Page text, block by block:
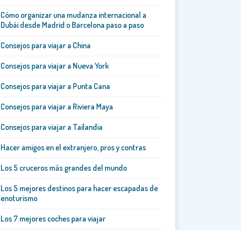
Cómo organizar una mudanza internacional a
Dubái desde Madrid o Barcelona paso a paso
Consejos para viajar a China
Consejos para viajar a Nueva York
Consejos para viajar a Punta Cana
Consejos para viajar a Riviera Maya
Consejos para viajar a Tailandia
Hacer amigos en el extranjero, pros y contras
Los 5 cruceros más grandes del mundo
Los 5 mejores destinos para hacer escapadas de
enoturismo
Los 7 mejores coches para viajar